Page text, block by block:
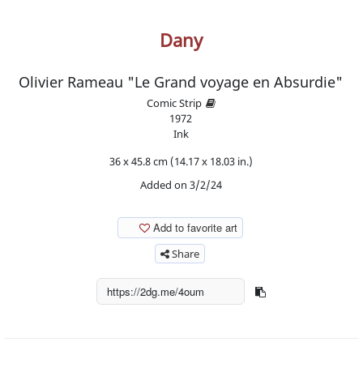
Dany
Olivier Rameau "Le Grand voyage en Absurdie"
Comic Strip
1972
Ink
36 x 45.8 cm (14.17 x 18.03 in.)
Added on 3/2/24
Add to favorite art
Share